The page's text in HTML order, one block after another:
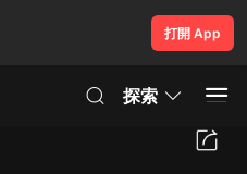
打開 App
探索